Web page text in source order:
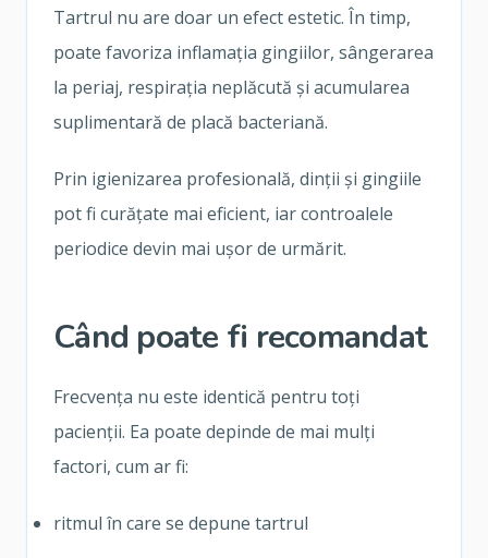
Tartrul nu are doar un efect estetic. În timp,
poate favoriza inflamația gingiilor, sângerarea
la periaj, respirația neplăcută și acumularea
suplimentară de placă bacteriană.
Prin igienizarea profesională, dinții și gingiile
pot fi curățate mai eficient, iar controalele
periodice devin mai ușor de urmărit.
Când poate fi recomandat
Frecvența nu este identică pentru toți
pacienții. Ea poate depinde de mai mulți
factori, cum ar fi:
ritmul în care se depune tartrul